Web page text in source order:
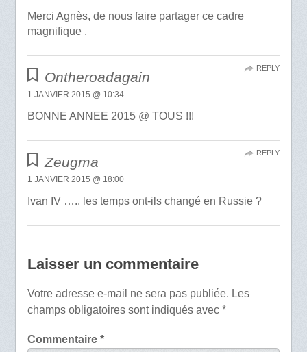
Merci Agnès, de nous faire partager ce cadre
magnifique .
Ontheroadagain
1 JANVIER 2015 @ 10:34
BONNE ANNEE 2015 @ TOUS !!!
REPLY
Zeugma
1 JANVIER 2015 @ 18:00
Ivan IV ….. les temps ont-ils changé en Russie ?
REPLY
Laisser un commentaire
Votre adresse e-mail ne sera pas publiée. Les
champs obligatoires sont indiqués avec *
Commentaire *